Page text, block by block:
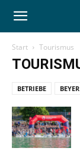
Start Tourismus
BETRIEBE BEYER